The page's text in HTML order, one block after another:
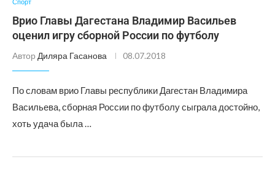
Врио Главы Дагестана Владимир Васильев
оценил игру сборной России по футболу
Автор Диляра Гасанова 08.07.2018
По словам врио Главы республики Дагестан Владимира
Васильева, сборная России по футболу сыграла достойно,
хоть удача была …